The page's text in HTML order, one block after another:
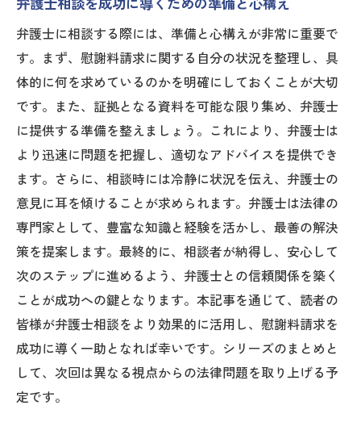
弁護士相談を成功に導くための準備と心構え
弁護士に相談する際には、準備と心構えが非常に重要で
す。まず、慰謝料請求に関する自分の状況を整理し、具
体的に何を求めているのかを明確にしておくことが大切
です。また、証拠となる資料を可能な限り集め、弁護士
に提供する準備を整えましょう。これにより、弁護士は
より迅速に問題を把握し、適切なアドバイスを提供でき
ます。さらに、相談時には冷静に状況を伝え、弁護士の
意見に耳を傾けることが求められます。弁護士は法律の
専門家として、豊富な知識と経験を活かし、最善の解決
策を提案します。最終的に、相談者が納得し、安心して
次のステップに進めるよう、弁護士との信頼関係を築く
ことが成功への鍵となります。本記事を通じて、読者の
皆様が弁護士相談をより効果的に活用し、慰謝料請求を
成功に導く一助となれば幸いです。シリーズのまとめと
して、次回は異なる視点からの法律問題を取り上げる予
定です。